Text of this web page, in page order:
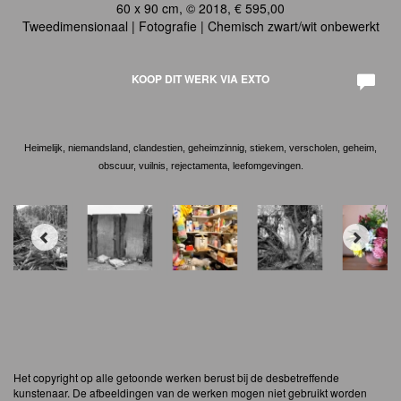
60 x 90 cm, © 2018, € 595,00
Tweedimensionaal | Fotografie | Chemisch zwart/wit onbewerkt
KOOP DIT WERK VIA EXTO
Heimelijk, niemandsland, clandestien, geheimzinnig, stiekem, verscholen, geheim,
obscuur, vuilnis, rejectamenta, leefomgevingen.
Het copyright op alle getoonde werken berust bij de desbetreffende
kunstenaar. De afbeeldingen van de werken mogen niet gebruikt worden